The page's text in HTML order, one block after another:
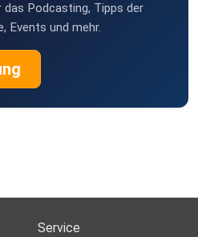
Podcasting, Tipps der
Events und mehr.
Service